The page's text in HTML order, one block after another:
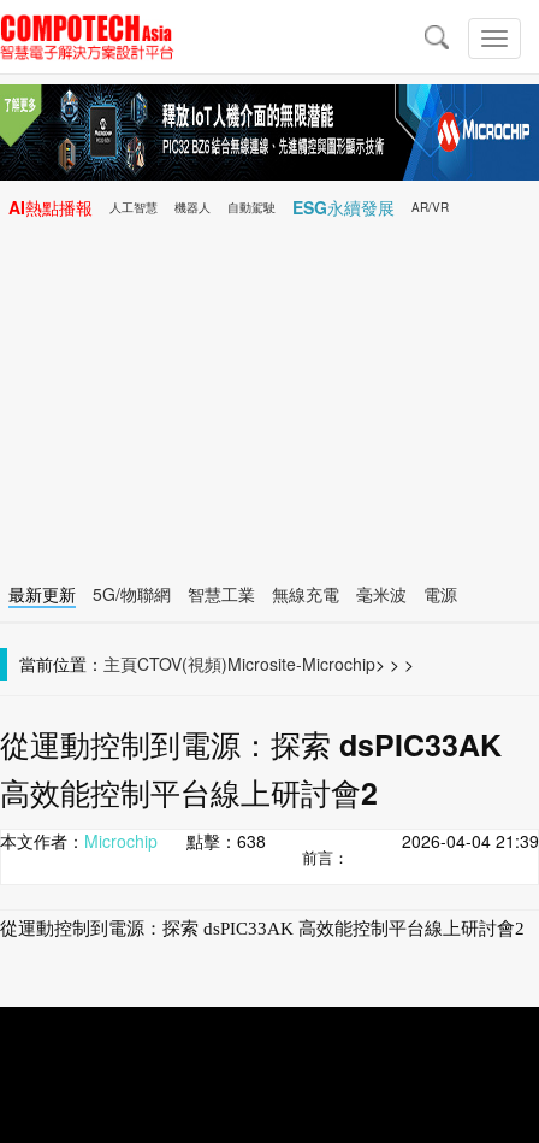
切
換
導
導
航
AI熱點播報 人工智慧 機器人 自動駕駛 ESG永續發展 AR/VR
最新更新 5G/物聯網 智慧工業 無線充電 毫米波
電源
當前位置： 主頁 >
CTOV(視頻) >
Microsite-Microchip >
從運動控制到電源：探索 dsPIC33AK
高效能控制平台線上研討會2
本文作者： Microchip 點擊： 638 2026-04-04 21:39
前言：
從運動控制到電源：探索 dsPIC33AK 高效能控制平台線上研討會2